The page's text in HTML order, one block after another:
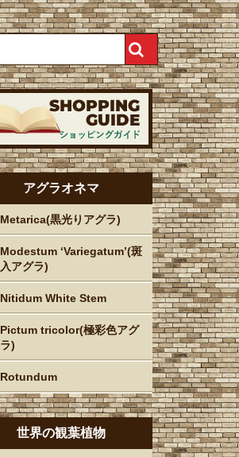
アグラオネマ
Metarica(黒光りアグラ)
Modestum ‘Variegatum’(斑
入アグラ)
Nitidum White Stem
Pictum tricolor(極彩色アグ
ラ)
Rotundum
世界の観葉植物